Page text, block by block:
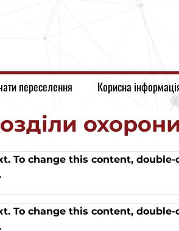
переселення Корисна
To change this content,
To change this content,